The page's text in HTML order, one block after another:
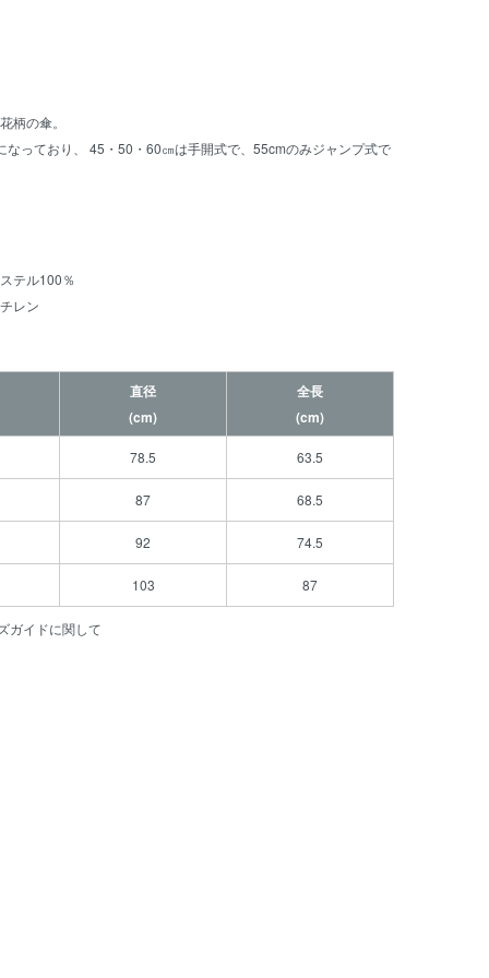
柄の傘。
なっており、 45・50・60㎝は手開式で、55cmのみジャンプ式で
テル100％
レン
直径
(cm)
全長
(cm)
78.5 63.5
87 68.5
92 74.5
103 87
ガイドに関して